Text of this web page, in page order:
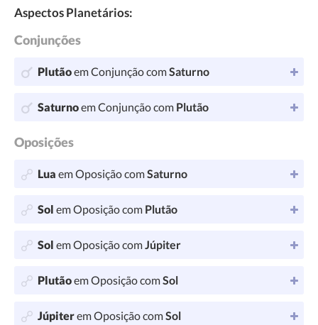
Aspectos Planetários:
Conjunções
Plutãoem Conjunção comSaturno
Saturnoem Conjunção com Plutão
Oposições
Lua em Oposição comSaturno
Sol em Oposição com Plutão
Sol em Oposição comJúpiter
Plutãoem Oposição comSol
Júpiterem Oposição comSol